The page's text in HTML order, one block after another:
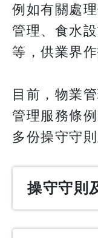
例如有關處
管理、食水
等，供業界作
目前，物業
管理服務條
多份操守守
操守守則